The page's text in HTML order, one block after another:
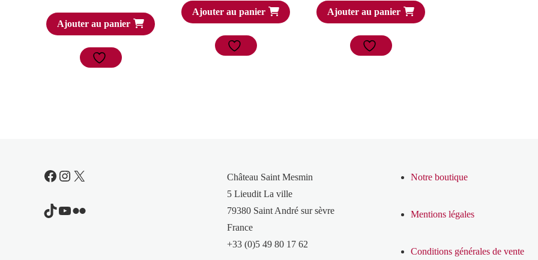
Ajouter au panier
Ajouter au panier Ajouter au panier
Facebook
Instagram
X
TikTok
YouTube
Flickr
Château Saint Mesmin
5 Lieudit La ville
79380 Saint André sur sèvre
France
+33 (0)5 49 80 17 62
Notre boutique
Mentions légales
Conditions générales de vente